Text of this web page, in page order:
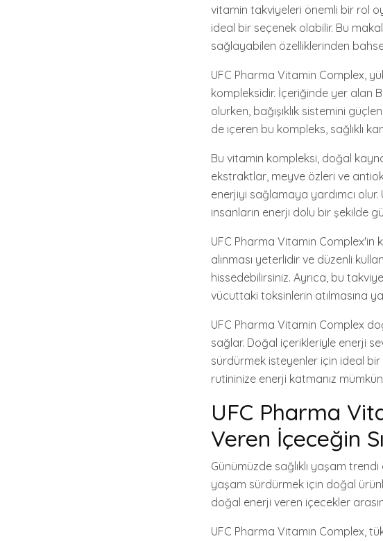
vitamin takviyeleri önemli bir rol
ideal bir seçenek olabilir. Bu
sağlayabilen özelliklerinden
UFC Pharma Vitamin Complex,
kompleksidir. İçeriğinde yer alan
olurken, bağışıklık sistemini
de içeren bu kompleks, sağlıklı
Bu vitamin kompleksi, doğal
ekstraktlar, meyve özleri ve
enerjiyi sağlamaya yardımcı
insanların enerji dolu bir şekilde
UFC Pharma Vitamin Complex'in
alınması yeterlidir ve düzenli
hissedebilirsiniz. Ayrıca, bu
vücuttaki toksinlerin atılmasına
UFC Pharma Vitamin Complex
sağlar. Doğal içerikleriyle enerji
sürdürmek isteyenler için ideal
rutininize enerji katmanız
UFC Pharma
Veren İçeceğin
Günümüzde sağlıklı yaşam
yaşam sürdürmek için doğal
doğal enerji veren içecekler
UFC Pharma Vitamin Complex,